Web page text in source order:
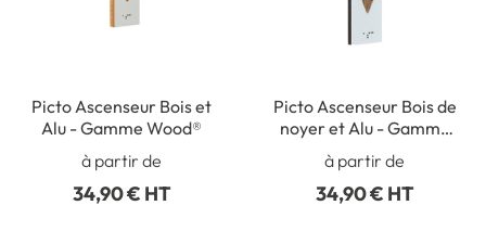
Picto Ascenseur Bois et
Alu - Gamme Wood®
à partir de
34,90 € HT
Picto Ascenseur Bois de
noyer et Alu - Gamme
Wood Noyer®
à partir de
34,90 € HT